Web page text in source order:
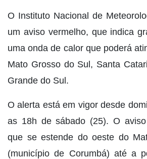
O Instituto Nacional de
um aviso vermelho, que indica
uma onda de calor que poderá
Mato Grosso do Sul, Santa
Grande do Sul.
O alerta está em vigor desde
as 18h de sábado (25). O
que se estende do oeste do
(município de Corumbá) até a